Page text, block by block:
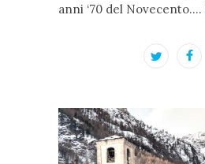
anni ‘70 del Novecento.…